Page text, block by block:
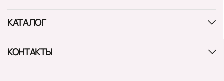
КАТАЛОГ
КОНТАКТЫ